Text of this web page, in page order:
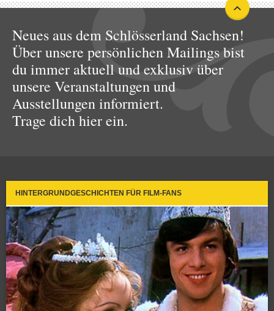
Neues aus dem Schlösserland Sachsen!
Über unsere persönlichen Mailings bist
du immer aktuell und exklusiv über
unsere Veranstaltungen und
Ausstellungen informiert.
Trage dich hier ein.
HINTERGRUNDGESCHICHTEN FÜR FILM-FANS